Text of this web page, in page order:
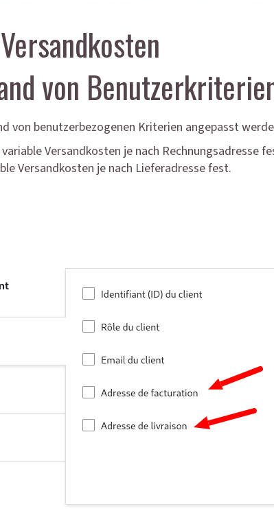
von
von benutzerbezogenen Kriterien angepasst
variable Versandkosten je nach Rechnungsadresse
Versandkosten je nach Lieferadresse fest.